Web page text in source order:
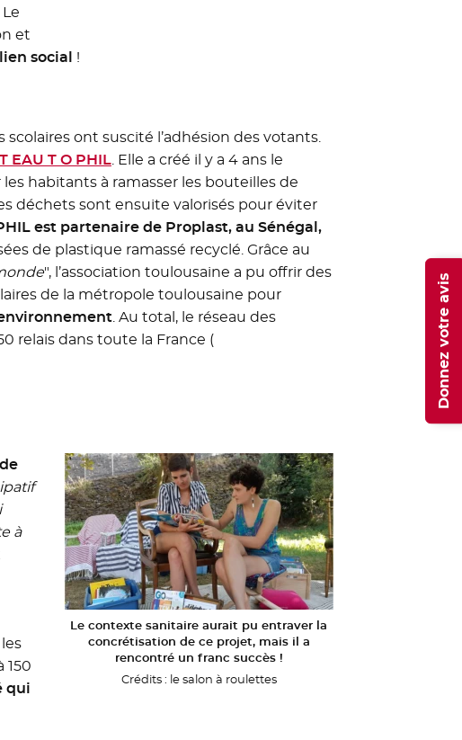
Le
et
social !
ont suscité l’adhésion des votants.
T EAU T O PHIL- Nouvelle fenêtre
. Elle a créé il y a 4 ans le
habitants à ramasser les bouteilles de
déchets sont ensuite valorisés pour éviter
est partenaire de Proplast, au Sénégal,
de plastique ramassé recyclé. Grâce au
", l’association toulousaine a pu offrir des
de la métropole toulousaine pour
. Au total, le réseau des
relais dans toute la France (
Le contexte sanitaire aurait pu entraver la
concrétisation de ce projet, mais il a
rencontré un franc succès !
Crédits : le salon à roulettes
- Nouvelle fenêtre
de
à
150
qui
Donnez votre avis